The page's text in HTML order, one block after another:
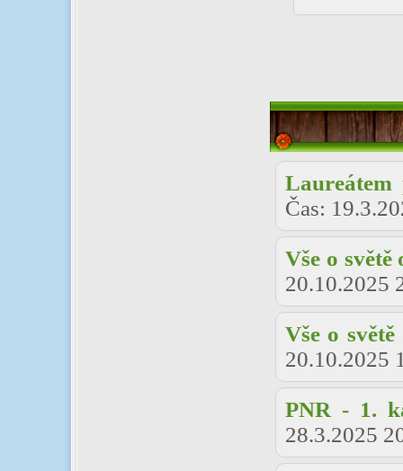
Laureátem
Čas:
Vše o světě
20.10.2025
Vše o světě
20.10.2025
PNR - 1.
28.3.2025